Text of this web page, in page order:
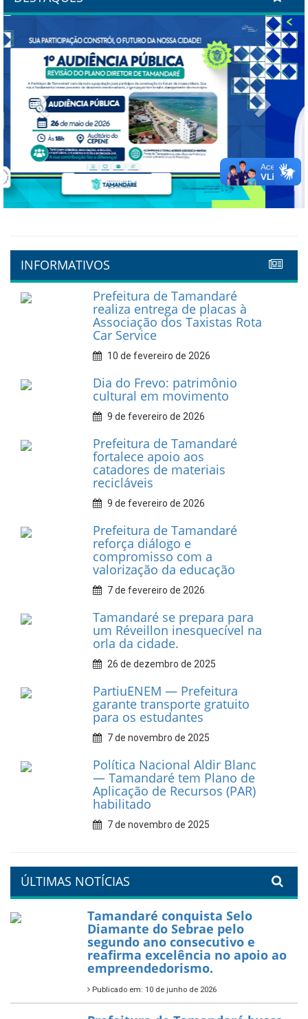
Previous Next
INFORMATIVOS
Prefeitura de Tamandaré
realiza entrega de placas à
Associação dos Taxistas Rota
Car Service
10 de fevereiro de 2026
Dia do Frevo: patrimônio
cultural em movimento
9 de fevereiro de 2026
Prefeitura de Tamandaré
fortalece apoio aos
catadores de materiais
recicláveis
9 de fevereiro de 2026
Prefeitura de Tamandaré
reforça diálogo e
compromisso com a
valorização da educação
7 de fevereiro de 2026
orla da cidade.
PartiuENEM — Prefeitura
garante transporte gratuito
para os estudantes
7 de novembro de 2025
Política Nacional Aldir Blanc
— Tamandaré tem Plano de